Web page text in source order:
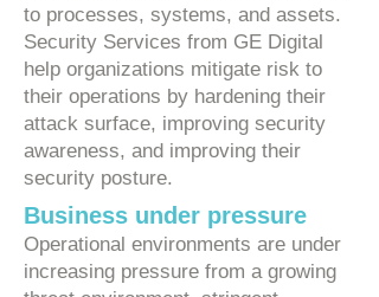
to processes, systems, and assets.
Security Services from GE Digital
help organizations mitigate risk to
their operations by hardening their
attack surface, improving security
awareness, and improving their
security posture.
Business under pressure
Operational environments are under
increasing pressure from a growing